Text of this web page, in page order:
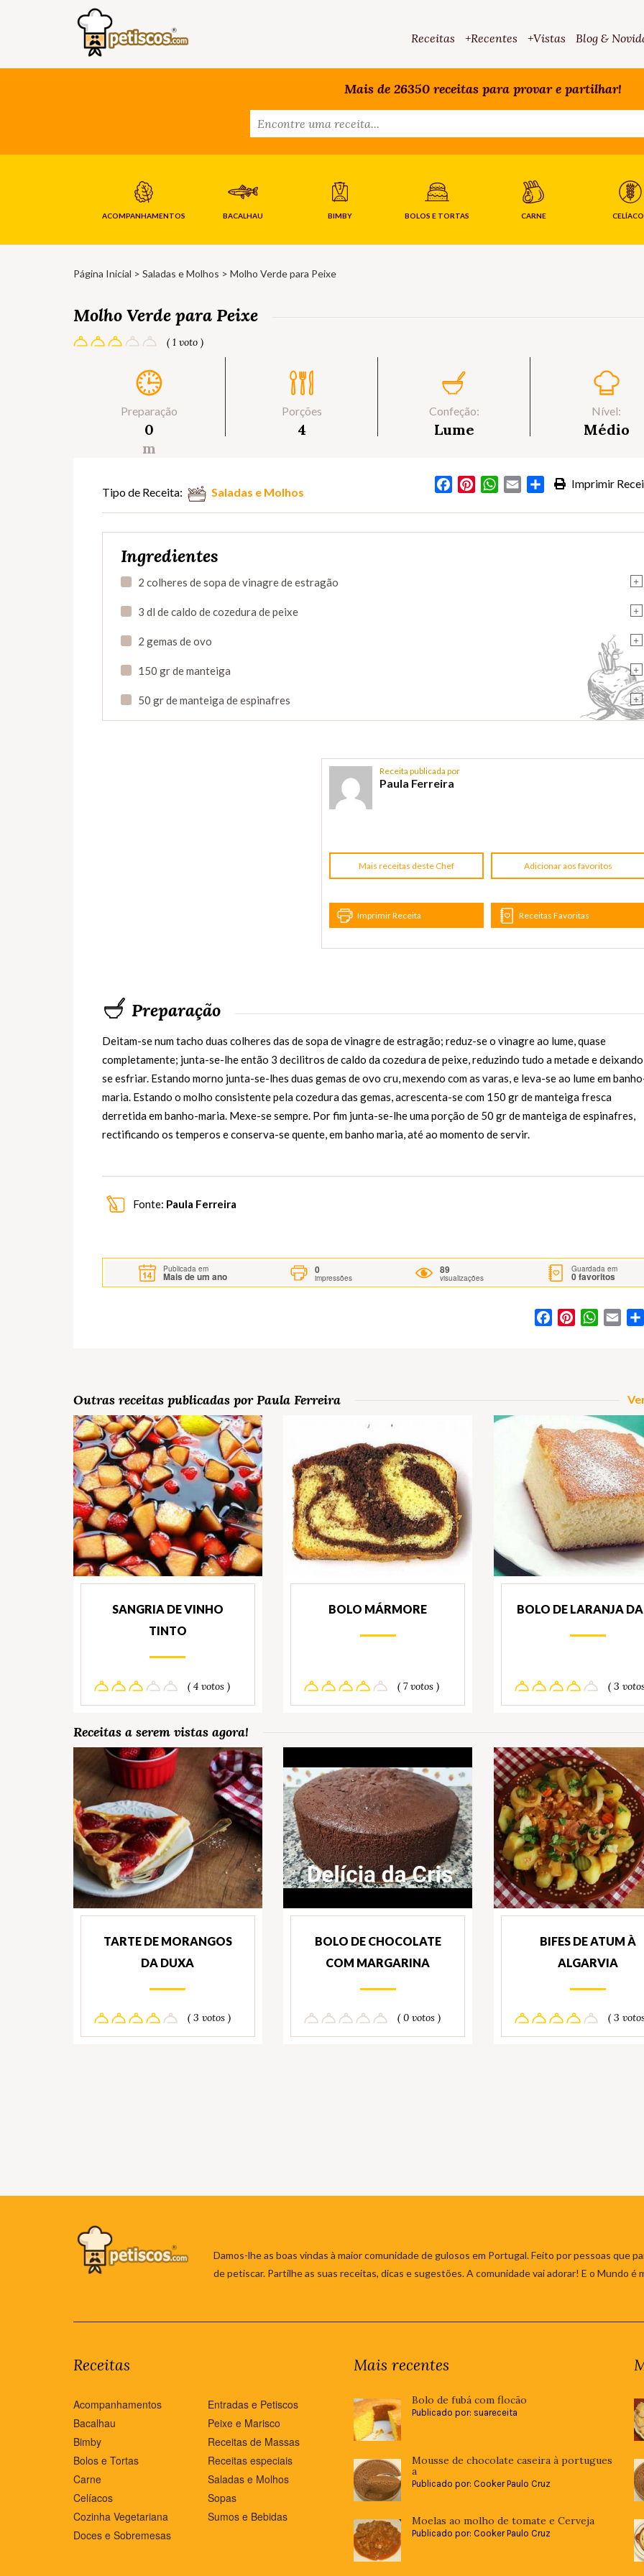
Receitas +Recentes +Vistas Blog &
Mais de 26350 receitas para provar e partilhar!
ACOMPANHAMENTOS BACALHAU BIMBY BOLOS E TORTAS CARNE
Página Inicial > Saladas e Molhos > Molho Verde para Peixe
Molho Verde para Peixe
( 1 voto )
Preparação
0
m
Porções
4
Confeção:
Lume
Nível:
Médio
Imprimir
FacebookPinterestWhatsApp
Email Partilhar
Tipo de Receita: Saladas e Molhos
Ingredientes
+
2 colheres de sopa de vinagre de estragão
+
3 dl de caldo de cozedura de peixe
+
2 gemas de ovo
+
150 gr de manteiga
+
50 gr de manteiga de espinafres
Receita publicada por
Paula Ferreira
Mais receitas deste Chef Adicionar aos favoritos
Imprimir Receita Receitas Favoritas
Preparação
Deitam-se num tacho duas colheres das de sopa de vinagre de estragão; reduz-se o vinagre ao lume, quase
completamente; junta-se-lhe então 3 decilitros de caldo da cozedura de peixe, reduzindo tudo a metade e
se esfriar. Estando morno junta-se-lhes duas gemas de ovo cru, mexendo com as varas, e leva-se ao lume em
maria. Estando o molho consistente pela cozedura das gemas, acrescenta-se com 150 gr de manteiga fresca
derretida em banho-maria. Mexe-se sempre. Por fim junta-se-lhe uma porção de 50 gr de manteiga de espinafres,
rectificando os temperos e conserva-se quente, em banho maria, até ao momento de servir.
Fonte: Paula Ferreira
Publicada em
Mais de um ano
0
impressões
89
visualizações
Guardada em
0favoritos
FacebookPinterest
Outras receitas publicadas por Paula Ferreira
SANGRIA DE VINHO
TINTO
( 4 votos )
BOLO MÁRMORE
( 7 votos )
BOLO DE LARANJA
( 3
Receitas a serem vistas agora!
TARTE DE MORANGOS
DA DUXA
( 3 votos )
BOLO DE CHOCOLATE
COM MARGARINA
( 0 votos )
BIFES DE ATUM À
ALGARVIA
( 3
Damos-lhe as boas vindas à maior comunidade de gulosos em Portugal. Feito por pessoas que
de petiscar. Partilhe as suas receitas, dicas e sugestões. A comunidade vai adorar! E o Mundo é
Receitas
Acompanhamentos
Bacalhau
Bimby
Bolos e Tortas
Carne
Celíacos
Cozinha Vegetariana
Doces e Sobremesas
Entradas e Petiscos
Peixe e Marisco
Receitas de Massas
Receitas especiais
Saladas e Molhos
Sopas
Sumos e Bebidas
Mais recentes
Bolo de fubá com flocão
Publicado por: suareceita
Mousse de chocolate caseira à portugues
a
Publicado por: Cooker Paulo Cruz
Moelas ao molho de tomate e Cerveja
Publicado por: Cooker Paulo Cruz